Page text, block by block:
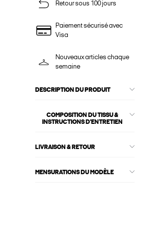
Retour sous 100 jours
Paiement sécurisé avec
Visa
Nouveaux articles chaque
semaine
DESCRIPTION DU PRODUIT
COMPOSITION DU TISSU &
INSTRUCTIONS D'ENTRETIEN
LIVRAISON & RETOUR
MENSURATIONS DU MODÈLE